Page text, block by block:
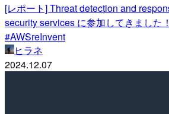
[レポート] Threat detection and
security services に参加してきました
#AWSreInvent
ヒラネ
2024.12.07